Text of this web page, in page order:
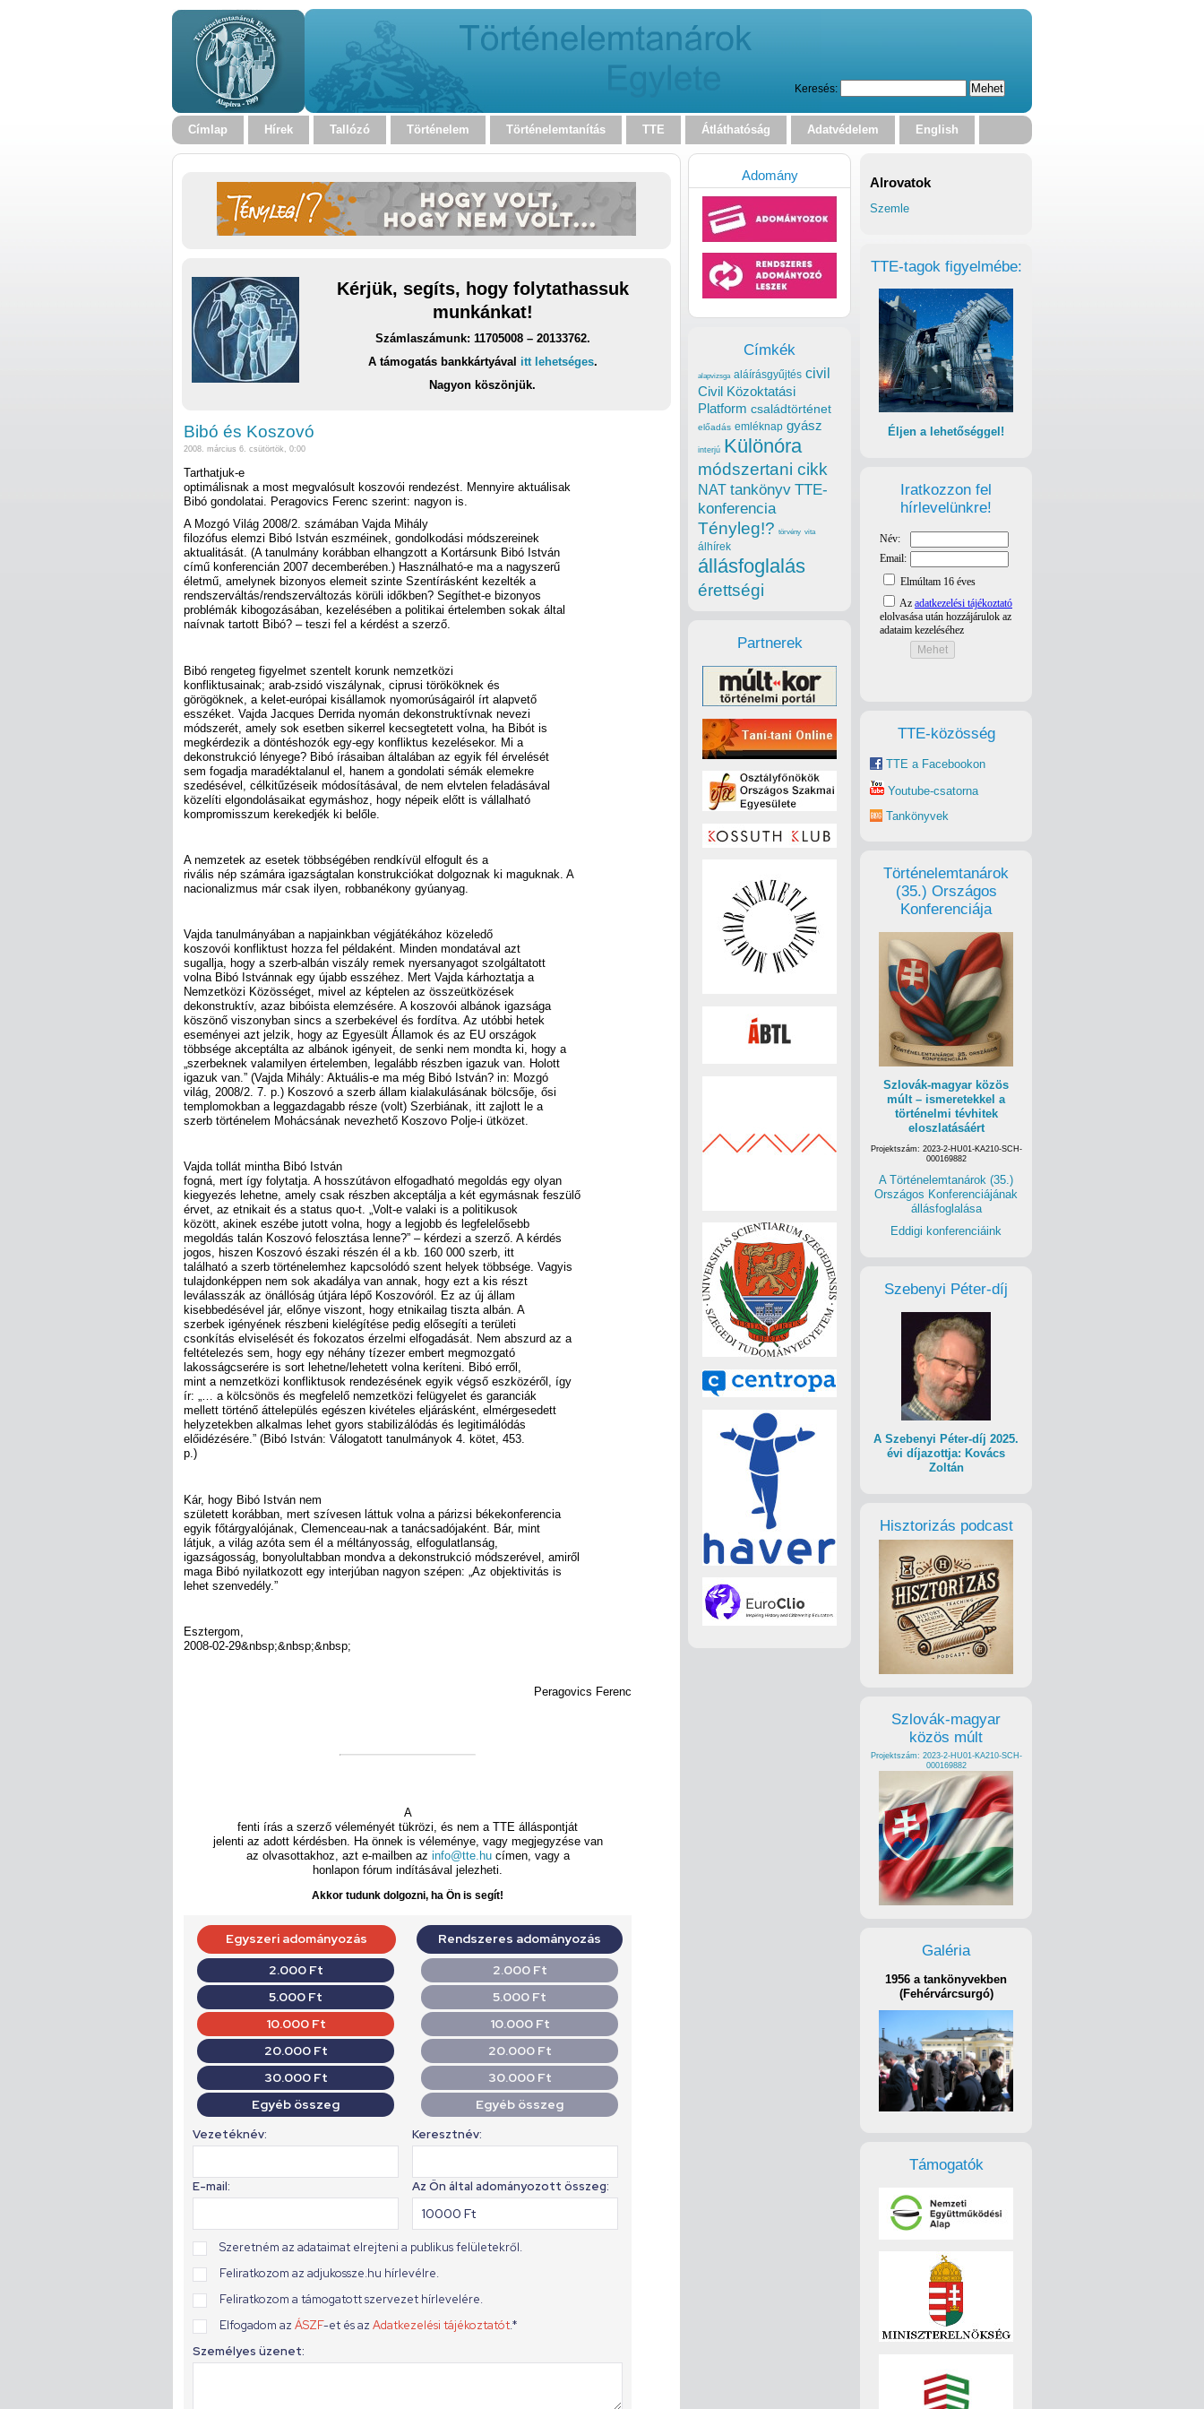
Keresés:
Címlap Hírek Tallózó Történelem Történelemtanítás TTE Átláthatóság Adatvédelem English
Kérjük, segíts, hogy folytathassuk
munkánkat!
Számlaszámunk: 11705008 – 20133762.
A támogatás bankkártyával itt lehetséges.
Nagyon köszönjük.
Bibó és Koszovó
2008. március 6. csütörtök, 0:00
Tarthatjuk-e
optimálisnak a most megvalósult koszovói rendezést. Mennyire aktuálisak
Bibó gondolatai. Peragovics Ferenc szerint: nagyon is.
A Mozgó Világ 2008/2. számában Vajda Mihály
filozófus elemzi Bibó István eszméinek, gondolkodási módszereinek
aktualitását. (A tanulmány korábban elhangzott a Kortársunk Bibó István
című konferencián 2007 decemberében.) Használható-e ma a nagyszerű
életmű, amelynek bizonyos elemeit szinte Szentírásként kezelték a
rendszerváltás/rendszerváltozás körüli időkben? Segíthet-e bizonyos
problémák kibogozásában, kezelésében a politikai értelemben sokak által
naívnak tartott Bibó? – teszi fel a kérdést a szerző.
Bibó rengeteg figyelmet szentelt korunk nemzetközi
konfliktusainak; arab-zsidó viszálynak, ciprusi törököknek és
görögöknek, a kelet-európai kisállamok nyomorúságairól írt alapvető
esszéket. Vajda Jacques Derrida nyomán dekonstruktívnak nevezi
módszerét, amely sok esetben sikerrel kecsegtetett volna, ha Bibót is
megkérdezik a döntéshozók egy-egy konfliktus kezelésekor. Mi a
dekonstrukció lényege? Bibó írásaiban általában az egyik fél érvelését
sem fogadja maradéktalanul el, hanem a gondolati sémák elemekre
szedésével, célkitűzéseik módosításával, de nem elvtelen feladásával
közelíti elgondolásaikat egymáshoz, hogy népeik előtt is vállalható
kompromisszum kerekedjék ki belőle.
A nemzetek az esetek többségében rendkívül elfogult és a
rivális nép számára igazságtalan konstrukciókat dolgoznak ki maguknak. A
nacionalizmus már csak ilyen, robbanékony gyúanyag.
Vajda tanulmányában a napjainkban végjátékához közeledő
koszovói konfliktust hozza fel példaként. Minden mondatával azt
sugallja, hogy a szerb-albán viszály remek nyersanyagot szolgáltatott
volna Bibó Istvánnak egy újabb esszéhez. Mert Vajda kárhoztatja a
Nemzetközi Közösséget, mivel az képtelen az összeütközések
dekonstruktív, azaz bibóista elemzésére. A koszovói albánok igazsága
köszönő viszonyban sincs a szerbekével és fordítva. Az utóbbi hetek
eseményei azt jelzik, hogy az Egyesült Államok és az EU országok
többsége akceptálta az albánok igényeit, de senki nem mondta ki, hogy a
„szerbeknek valamilyen értelemben, legalább részben igazuk van. Holott
igazuk van.” (Vajda Mihály: Aktuális-e ma még Bibó István? in: Mozgó
világ, 2008/2. 7. p.) Koszovó a szerb állam kialakulásának bölcsője, ősi
templomokban a leggazdagabb része (volt) Szerbiának, itt zajlott le a
szerb történelem Mohácsának nevezhető Koszovo Polje-i ütközet.
Vajda tollát mintha Bibó István
fogná, mert így folytatja. A hosszútávon elfogadható megoldás egy olyan
kiegyezés lehetne, amely csak részben akceptálja a két egymásnak feszülő
érvet, az etnikait és a status quo-t. „Volt-e valaki is a politikusok
között, akinek eszébe jutott volna, hogy a legjobb és legfelelősebb
megoldás talán Koszovó felosztása lenne?” – kérdezi a szerző. A kérdés
jogos, hiszen Koszovó északi részén él a kb. 160 000 szerb, itt
található a szerb történelemhez kapcsolódó szent helyek többsége. Vagyis
tulajdonképpen nem sok akadálya van annak, hogy ezt a kis részt
leválasszák az önállóság útjára lépő Koszovóról. Ez az új állam
kisebbedésével jár, előnye viszont, hogy etnikailag tiszta albán. A
szerbek igényének részbeni kielégítése pedig elősegíti a területi
csonkítás elviselését és fokozatos érzelmi elfogadását. Nem abszurd az a
feltételezés sem, hogy egy néhány tízezer embert megmozgató
lakosságcserére is sort lehetne/lehetett volna keríteni. Bibó erről,
mint a nemzetközi konfliktusok rendezésének egyik végső eszközéről, így
ír: „… a kölcsönös és megfelelő nemzetközi felügyelet és garanciák
mellett történő áttelepülés egészen kivételes eljárásként, elmérgesedett
helyzetekben alkalmas lehet gyors stabilizálódás és legitimálódás
előidézésére.” (Bibó István: Válogatott tanulmányok 4. kötet, 453.
p.)
Kár, hogy Bibó István nem
született korábban, mert szívesen láttuk volna a párizsi békekonferencia
egyik főtárgyalójának, Clemenceau-nak a tanácsadójaként. Bár, mint
látjuk, a világ azóta sem él a méltányosság, elfogulatlanság,
igazságosság, bonyolultabban mondva a dekonstrukció módszerével, amiről
maga Bibó nyilatkozott egy interjúban nagyon szépen: „Az objektivitás is
lehet szenvedély.”
Esztergom,
2008-02-29&nbsp;&nbsp;&nbsp;
Peragovics Ferenc
A
fenti írás a szerző véleményét tükrözi, és nem a TTE álláspontját
jelenti az adott kérdésben. Ha önnek is véleménye, vagy megjegyzése van
az olvasottakhoz, azt e-mailben az info@tte.hucímen, vagy a
honlapon fórum indításával jelezheti.
Akkor tudunk dolgozni, ha Ön is segít!
Alrovatok
Szemle
TTE-tagok figyelmébe:
Éljen a lehetőséggel!
Iratkozzon fel
hírlevelünkre!
TTE-közösség
TTE a Facebookon
Youtube-csatorna
Tankönyvek
Történelemtanárok
(35.) Országos
Konferenciája
Szlovák-magyar közös
múlt – ismeretekkel a
történelmi tévhitek
eloszlatásáért
Projektszám: 2023-2-HU01-KA210-SCH-
000169882
A Történelemtanárok (35.)
Országos Konferenciájának
állásfoglalása
Eddigi konferenciáink
Szebenyi Péter-díj
A Szebenyi Péter-díj 2025.
évi díjazottja: Kovács
Zoltán
Hisztorizás podcast
Szlovák-magyar
közös múlt
Projektszám: 2023-2-HU01-KA210-SCH-
000169882
Galéria
1956 a tankönyvekben
(Fehérvárcsurgó)
Támogatók
Adomány
Címkék
alapvizsga aláírásgyűjtés civil
Civil Közoktatási
Platform családtörténet
előadás emléknap gyász
interjú Különóra
módszertani cikk
NAT tankönyv TTE-
konferencia
Tényleg!? törvény vita
álhírek
állásfoglalás
érettségi
Partnerek